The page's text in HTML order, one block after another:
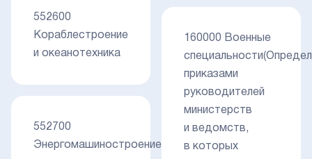
552600
Кораблестроение
и океанотехника
552700
Энергомашиностроение
160000 Военные
приказами
руководителей
министерств
и ведомств,
в которых